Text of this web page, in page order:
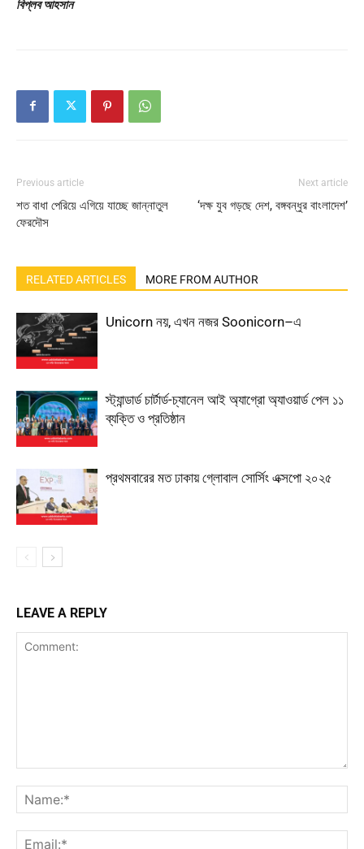
বিপ্লব আহসান
Previous article
শত বাধা পেরিয়ে এগিয়ে যাচ্ছে জান্নাতুল
ফেরদৌস
Next article
‘দক্ষ যুব গড়ছে দেশ, বঙ্গবন্ধুর বাংলাদেশ’
RELATED ARTICLES MORE FROM AUTHOR
Unicorn নয়, এখন নজর Soonicorn–এ
স্ট্যান্ডার্ড চার্টার্ড-চ্যানেল আই অ্যাগ্রো অ্যাওয়ার্ড পেল ১১
ব্যক্তি ও প্রতিষ্ঠান
প্রথমবারের মত ঢাকায় গ্লোবাল সোর্সিং এক্সপো ২০২৫
LEAVE A REPLY